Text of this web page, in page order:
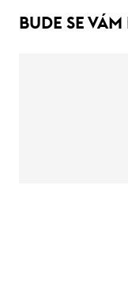
BUDE SE